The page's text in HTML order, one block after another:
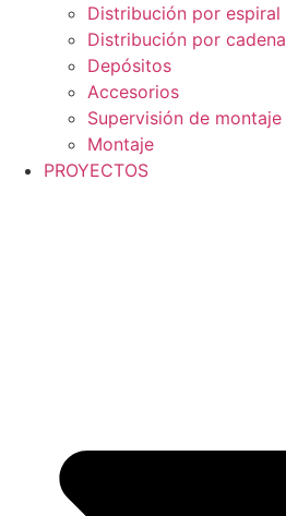
Distribución por espiral
Distribución por cadena
Depósitos
Accesorios
Supervisión de montaje
Montaje
PROYECTOS